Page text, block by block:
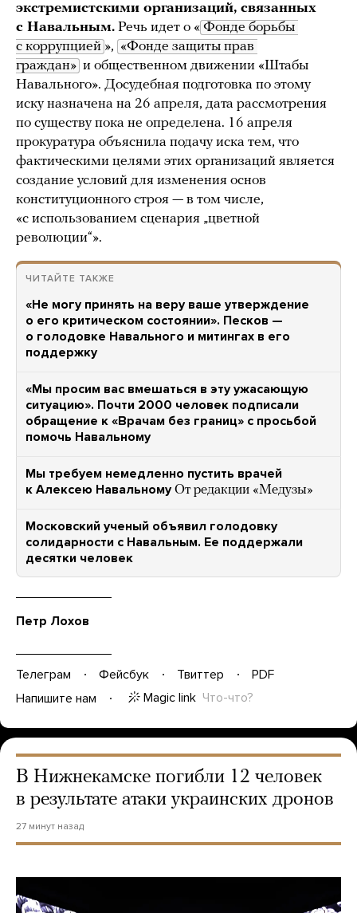
экстремистскими организаций, связанных
с Навальным. Речь идет о « Фонде борьбы
с коррупцией », «Фонде защиты прав
граждан» и общественном движении «Штабы
Навального». Досудебная подготовка по этому
иску назначена на 26 апреля, дата рассмотрения
по существу пока не определена. 16 апреля
прокуратура объяснила подачу иска тем, что
фактическими целями этих организаций является
создание условий для изменения основ
конституционного строя — в том числе,
«с использованием сценария „цветной
революции“».
ЧИТАЙТЕ ТАКЖЕ
«Не могу принять на веру ваше утверждение
о его критическом состоянии». Песков —
о голодовке Навального и митингах в его
поддержку
«Мы просим вас вмешаться в эту ужасающую
ситуацию». Почти 2000 человек подписали
обращение к «Врачам без границ» с просьбой
помочь Навальному
Мы требуем немедленно пустить врачей
к Алексею Навальному От редакции «Медузы»
Московский ученый объявил голодовку
солидарности с Навальным. Ее поддержали
десятки человек
Петр Лохов
Телеграм Фейсбук Твиттер
PDF
Напишите нам
Magic link Что-что?
В Нижнекамске погибли 12 человек
в результате атаки украинских дронов
27 минут назад